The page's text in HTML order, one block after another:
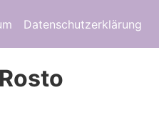
Datenschutzerklärung